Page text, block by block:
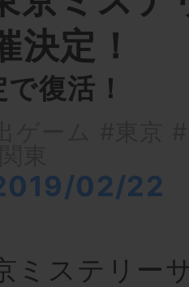
決定！
復活！
02/22
ミステリー